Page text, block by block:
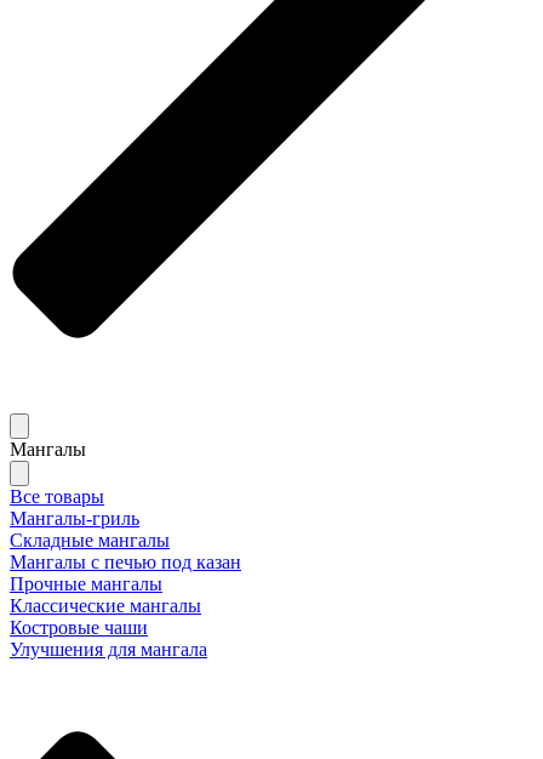
Мангалы
Все товары
Мангалы-гриль
Складные мангалы
Мангалы с печью под казан
Прочные мангалы
Классические мангалы
Костровые чаши
Улучшения для мангала